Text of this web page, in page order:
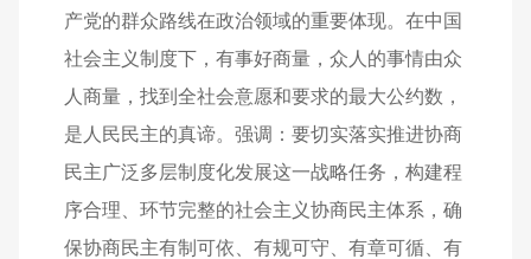
产党的群众路线在政治领域的重要体现。在中国
社会主义制度下，有事好商量，众人的事情由众
人商量，找到全社会意愿和要求的最大公约数，
是人民民主的真谛。强调：要切实落实推进协商
民主广泛多层制度化发展这一战略任务，构建程
序合理、环节完整的社会主义协商民主体系，确
保协商民主有制可依、有规可守、有章可循、有